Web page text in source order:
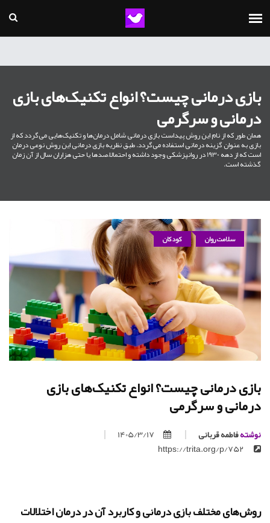
بازی درمانی چیست؟ انواع تکنیک‌های بازی
درمانی و سرگرمی
همان طور که از نام این روش پیداست بازی درمانی شامل درمان‌ها و تکنیک‌هایی می‌گردد که از
بازی به عنوان گزینه درمانی استفاده می‌گردد. طبق نظریه بازی درمانی این روش نوعی درمان
است که از دهه 1930 در روانپزشکی وجود داشته و احتمالاً صدها یا حتی هزاران سال از آن زمان
گذشته است.
سلامت روان کودکان
بازی درمانی چیست؟ انواع تکنیک‌های بازی
درمانی و سرگرمی
نوشتهفاطمه قربانی
1405/3/17
روش‌های مختلف بازی درمانی و کاربرد آن در درمان اختلالات